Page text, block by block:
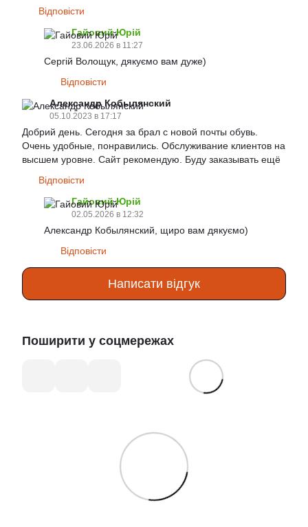
Відповісти
Гайовий Юрій
23.06.2026 в 11:27
Сергій Волощук, дякуємо вам дуже)
Відповісти
Александр Кобылянский
05.10.2023 в 17:17
Добрий день. Сегодня за брал с новой почты обувь.
Очень удобные, понравились. Обслуживание клиентов на
высшем уровне. Сайт рекомендую. Буду заказывать ещё
Відповісти
Гайовий Юрій
02.05.2026 в 12:32
Александр Кобылянский, щиро вам дякуємо)
Відповісти
Написати відгук
Поширити у соцмережах